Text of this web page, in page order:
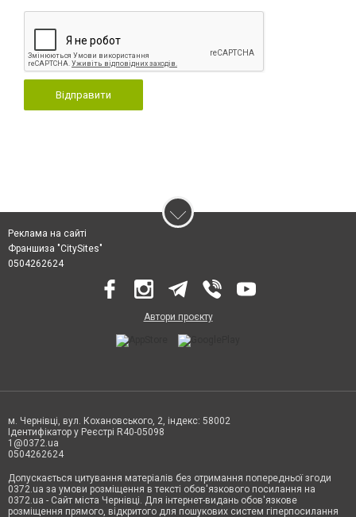
Відправити
Реклама на сайті
Франшиза "CitySites"
0504262624
Автори проєкту
м. Чернівці, вул. Кохановського, 2, індекс: 58002
Ідентифікатор у Реєстрі R40-05098
1@0372.ua
0504262624
Допускається цитування матеріалів без отримання попередньої згоди
0372.ua за умови розміщення в тексті обов'язкового посилання на
0372.ua - Сайт міста Чернівці. Для інтернет-видань обов'язкове
розміщення прямого, відкритого для пошукових систем гіперпосилання